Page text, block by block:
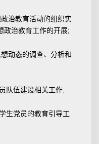
治教育活动的组织实
政治教育工作的开展;
动态的调查、分析和
队伍建设相关工作;
生党员的教育引导工